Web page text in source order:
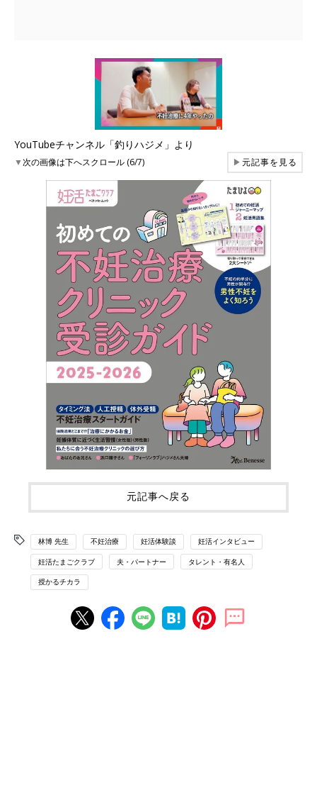
YouTubeチャンネル「釣りハジメ」より
▼次の画像は下へスクロール (6/7) ▶元記事を見る
元記事へ戻る
林博 先生 不妊治療 妊活体験談 妊活インタビュー
妊活たまごクラブ 夫・パートナー タレント・有名人
授かるチカラ